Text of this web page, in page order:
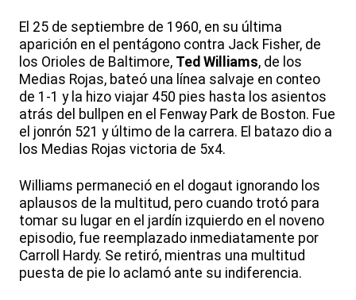
El 25 de septiembre de 1960, en su última
aparición en el pentágono contra Jack Fisher, de
los Orioles de Baltimore, Ted Williams, de los
Medias Rojas, bateó una línea salvaje en conteo
de 1-1 y la hizo viajar 450 pies hasta los asientos
atrás del bullpen en el Fenway Park de Boston. Fue
el jonrón 521 y último de la carrera. El batazo dio a
los Medias Rojas victoria de 5x4.
Williams permaneció en el dogaut ignorando los
aplausos de la multitud, pero cuando trotó para
tomar su lugar en el jardín izquierdo en el noveno
episodio, fue reemplazado inmediatamente por
Carroll Hardy. Se retiró, mientras una multitud
puesta de pie lo aclamó ante su indiferencia.